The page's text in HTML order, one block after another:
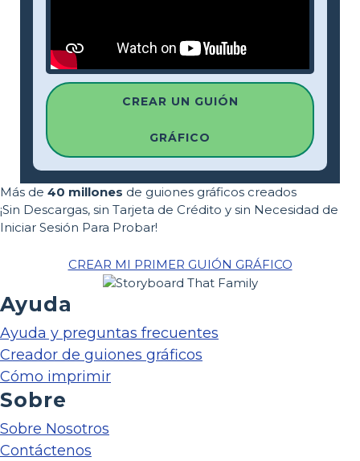
CREAR UN GUIÓN
GRÁFICO
Más de 40 millones de guiones gráficos creados
¡Sin Descargas, sin Tarjeta de Crédito y sin Necesidad de
Iniciar Sesión Para Probar!
CREAR MI PRIMER GUIÓN GRÁFICO
Ayuda
Ayuda y preguntas frecuentes
Creador de guiones gráficos
Cómo imprimir
Sobre
Sobre Nosotros
Contáctenos